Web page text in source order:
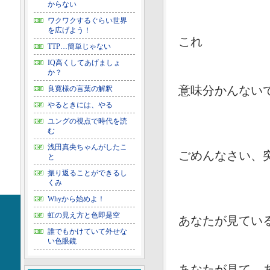
これ
意味分かんない
ごめんなさい、
あなたが見てい
からない
ワクワクするぐらい世界
を広げよう！
TTP…簡単じゃない
IQ高くしてあげましょ
か？
良寛様の言葉の解釈
やるときには、やる
ユングの視点で時代を読
む
浅田真央ちゃんがしたこ
と
振り返ることができるし
くみ
Whyから始めよ！
虹の見え方と色即是空
誰でもかけていて外せな
い色眼鏡